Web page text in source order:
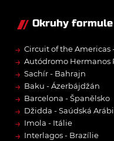
Okruhy formule
→ Circuit of the Americas
→ Autódromo Hermanos
→ Sachír - Bahrajn
→ Baku - Ázerbájdžán
→ Barcelona - Španělsko
→ Džidda - Saúdská
→ Imola - Itálie
→ Interlagos - Brazílie